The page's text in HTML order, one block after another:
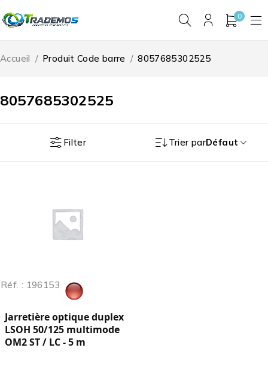
0
8057685302525
Accueil / Produit Code barre / 8057685302525
Filter Trier parDéfaut
Réf. : 196153
Jarretière optique duplex
LSOH 50/125 multimode
OM2 ST / LC - 5 m